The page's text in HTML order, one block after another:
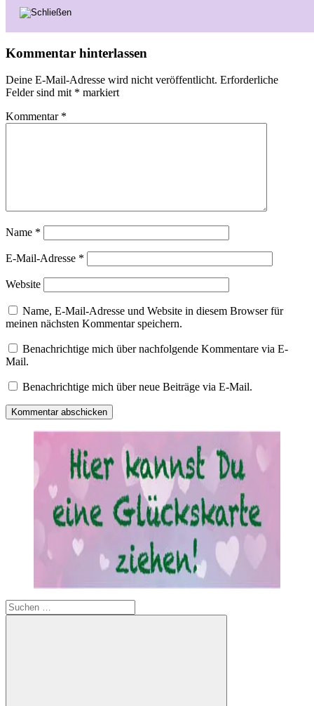
Kommentar hinterlassen
Deine E-Mail-Adresse wird nicht veröffentlicht. Erforderliche
Felder sind mit * markiert
Kommentar *
Name *
E-Mail-Adresse *
Website
Name, E-Mail-Adresse und Website in diesem Browser für
meinen nächsten Kommentar speichern.
Benachrichtige mich über nachfolgende Kommentare via E-
Mail.
Benachrichtige mich über neue Beiträge via E-Mail.
Suchen
nach: